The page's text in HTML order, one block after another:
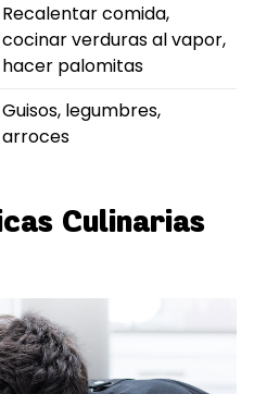
Recalentar comida,
cocinar verduras al vapor,
hacer palomitas
Guisos, legumbres,
arroces
Culinarias